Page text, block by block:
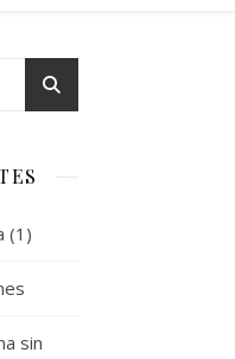
(1)
sin